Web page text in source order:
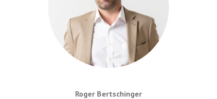
Roger Bertschinger